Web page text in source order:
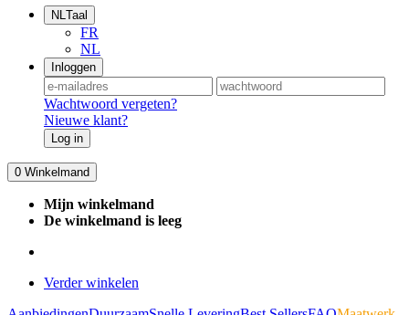
NLTaal
FR
NL
Inloggen
Wachtwoord vergeten?
Nieuwe klant?
Log in
0 Winkelmand
Mijn winkelmand
De winkelmand is leeg
Verder winkelen